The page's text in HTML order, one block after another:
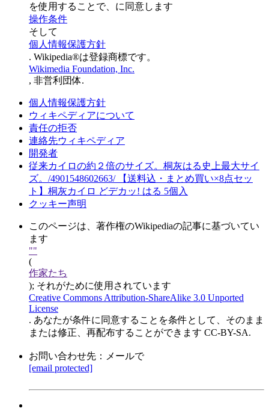
を使用することで、に同意します
操作条件
そして
個人情報保護方針
. Wikipedia®は登録商標です。
Wikimedia Foundation, Inc.
, 非営利団体.
個人情報保護方針
ウィキペディアについて
責任の拒否
連絡先ウィキペディア
開発者
従来カイロの約２倍のサイズ。桐灰はる史上最大サイ
ズ。/4901548602663/ 【送料込・まとめ買い×8点セッ
ト】桐灰カイロ どデカッ! はる 5個入
クッキー声明
このページは、著作権のWikipediaの記事に基づいてい
ます
""
(
作家たち
); それがために使用されています
Creative Commons Attribution-ShareAlike 3.0 Unported
License
. あなたが条件に同意することを条件として、そのまま
または修正、再配布することができます CC-BY-SA.
お問い合わせ先：メールで
[email protected]